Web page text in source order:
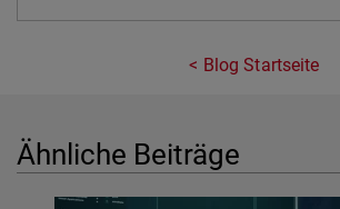
Blog Startseite
Ähnliche Beiträge